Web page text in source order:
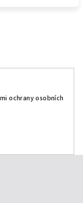
ochrany osobních